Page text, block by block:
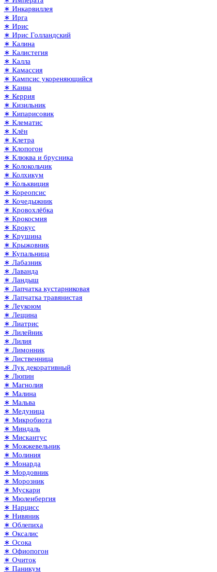
∗ Инкарвиллея
∗ Ирга
∗ Ирис
∗ Ирис Голландский
∗ Калина
∗ Калистегия
∗ Калла
∗ Камассия
∗ Кампсис укореняющийся
∗ Канна
∗ Керрия
∗ Кизильник
∗ Кипарисовик
∗ Клематис
∗ Клён
∗ Клетра
∗ Клопогон
∗ Клюква и брусника
∗ Колокольчик
∗ Колхикум
∗ Кольквиция
∗ Кореопсис
∗ Кочедыжник
∗ Кровохлёбка
∗ Крокосмия
∗ Крокус
∗ Крушина
∗ Крыжовник
∗ Купальница
∗ Лабазник
∗ Лаванда
∗ Ландыш
∗ Лапчатка кустарниковая
∗ Лапчатка травянистая
∗ Леукоюм
∗ Лещина
∗ Лиатрис
∗ Лилейник
∗ Лилия
∗ Лимонник
∗ Лиственница
∗ Лук декоративный
∗ Люпин
∗ Магнолия
∗ Малина
∗ Мальва
∗ Медуница
∗ Микробиота
∗ Миндаль
∗ Мискантус
∗ Можжевельник
∗ Молиния
∗ Монарда
∗ Мордовник
∗ Морозник
∗ Мускари
∗ Мюленбергия
∗ Нарцисс
∗ Нивяник
∗ Облепиха
∗ Оксалис
∗ Осока
∗ Офиопогон
∗ Очиток
∗ Паникум